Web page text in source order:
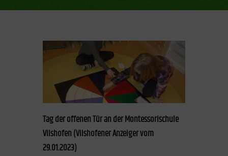
Tag der offenen Tür an der Montessorischule
Vilshofen (Vilshofener Anzeiger vom
29.01.2023)